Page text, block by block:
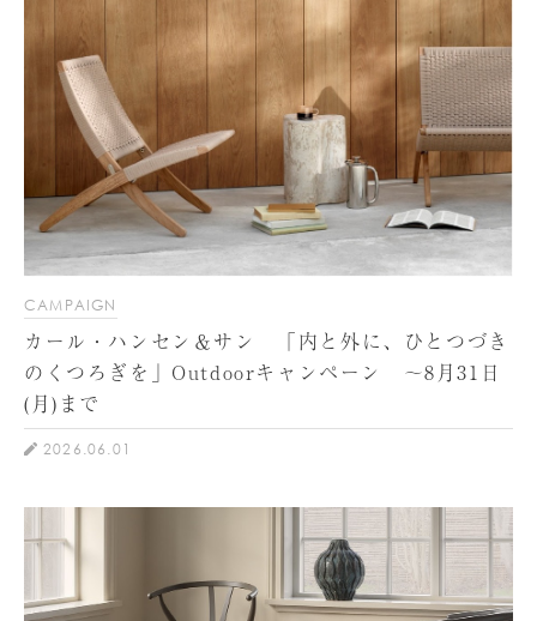
CAMPAIGN
カール・ハンセン＆サン 「内と外に、ひとつづき
のくつろぎを」Outdoorキャンペーン ～8月31日
(月)まで
2026.06.01